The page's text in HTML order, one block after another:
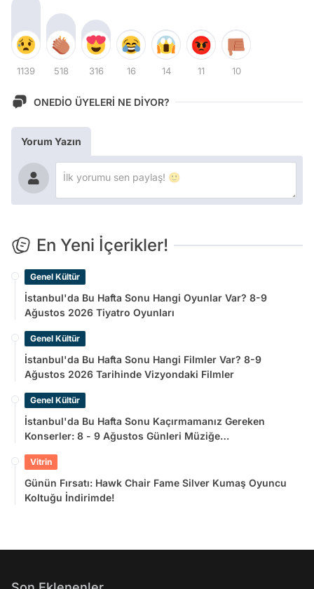
1139 518 316 16 14 11 10
ONEDİO ÜYELERİ NE DİYOR?
Yorum Yazın
En Yeni İçerikler!
Genel Kültür
İstanbul'da Bu Hafta Sonu Hangi Oyunlar Var? 8-9
Ağustos 2026 Tiyatro Oyunları
Genel Kültür
İstanbul'da Bu Hafta Sonu Hangi Filmler Var? 8-9
Ağustos 2026 Tarihinde Vizyondaki Filmler
Genel Kültür
İstanbul'da Bu Hafta Sonu Kaçırmamanız Gereken
Konserler: 8 - 9 Ağustos Günleri Müziğe
Vitrin
Günün Fırsatı: Hawk Chair Fame Silver Kumaş Oyuncu
Koltuğu İndirimde!